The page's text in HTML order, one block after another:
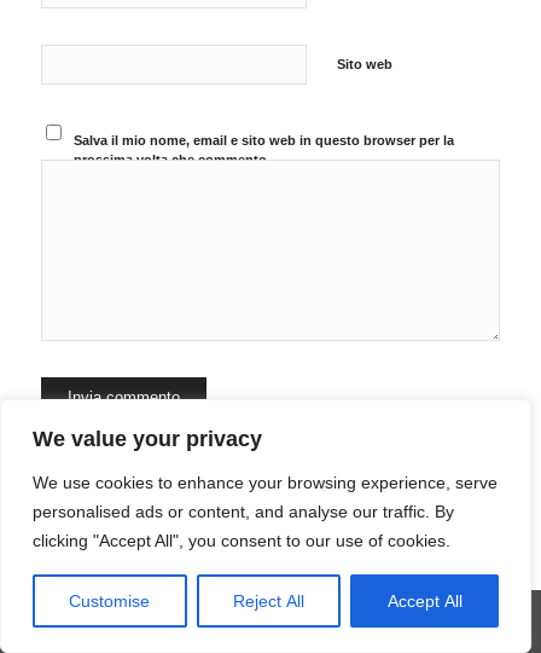
We value your privacy
We use cookies to enhance your browsing experience, serve
personalised ads or content, and analyse our traffic. By
clicking "Accept All", you consent to our use of cookies.
Customise Reject All Accept All
Sito web
Salva il mio nome, email e sito web in questo browser per la
prossima volta che commento.
Questo sito utilizza Akismet per ridurre lo spam.Scopri come
vengono elaborati i dati derivati dai commenti